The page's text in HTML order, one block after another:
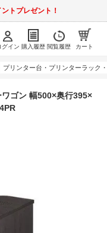
トプレゼント！
グイン 購入履歴 閲覧履歴 カート
プリンター台・プリンターラック
ゴン 幅500×奥行395×